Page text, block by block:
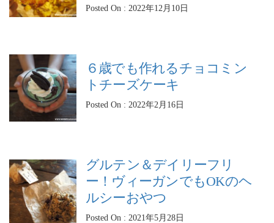
Posted On : 2022年12月10日
６歳でも作れるチョコミン
トチーズケーキ
Posted On : 2022年2月16日
グルテン＆デイリーフリ
ー！ヴィーガンでもOKのヘ
ルシーおやつ
Posted On : 2021年5月28日